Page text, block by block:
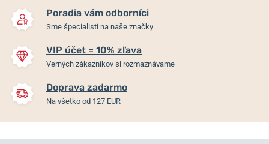
Poradia vám odborníci
Sme špecialisti na naše značky
VIP účet = 10% zľava
Verných zákazníkov si rozmaznávame
Doprava zadarmo
Na všetko od 127 EUR